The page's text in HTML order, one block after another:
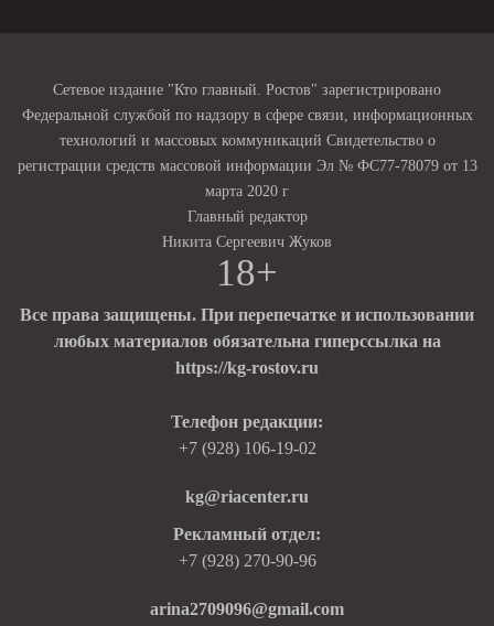
Сетевое издание "Кто главный. Ростов" зарегистрировано
Федеральной службой по надзору в сфере связи, информационных
технологий и массовых коммуникаций Свидетельство о
регистрации средств массовой информации Эл № ФС77-78079 от 13
марта 2020 г
Главный редактор
Никита Сергеевич Жуков
18+
Все права защищены. При перепечатке и использовании
любых материалов обязательна гиперссылка на
https://kg-rostov.ru
Телефон редакции:
+7 (928) 106-19-02
kg@riacenter.ru
Рекламный отдел:
+7 (928) 270-90-96
arina2709096@gmail.com